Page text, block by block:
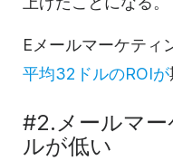
Eメールマーケティ
平均32ドルのROIが
#2. メールマ
ルが低い